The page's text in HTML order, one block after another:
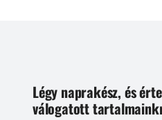
Légy naprakész, és
válogatott